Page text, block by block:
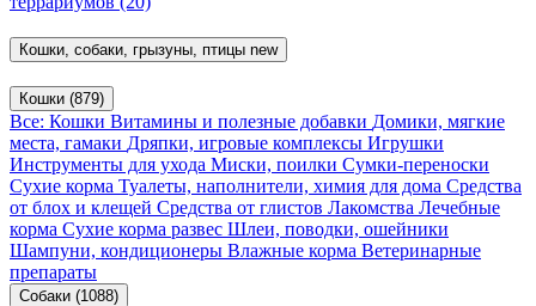
Кошки, собаки, грызуны, птицы new
Кошки (879)
Все: Кошки Витамины и полезные добавки Домики, мягкие
места, гамаки Дряпки, игровые комплексы Игрушки
Инструменты для ухода Миски, поилки Сумки-переноски
Сухие корма Туалеты, наполнители, химия для дома Средства
от блох и клещей Средства от глистов Лакомства Лечебные
корма Сухие корма развес Шлеи, поводки, ошейники
Шампуни, кондиционеры Влажные корма Ветеринарные
препараты
Собаки (1088)